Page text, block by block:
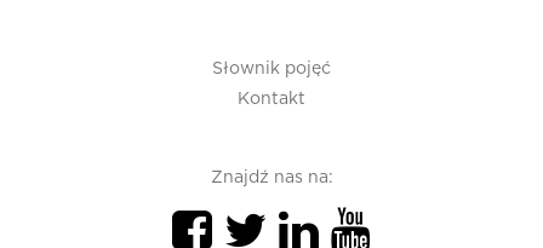
Słownik pojęć
Kontakt
Znajdź nas na: